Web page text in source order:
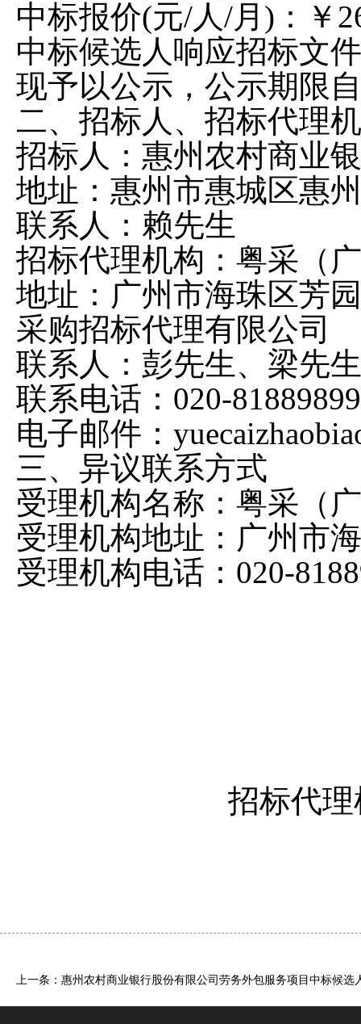
中标报价(元/人/月 )：￥
中标候选人响应招标文
现予以公示，公示期限自
二、招标人、招标代理
招标人：惠州农村商业
地址：惠州市惠城区惠
联系人：赖先生
招标代理机构：粤采（
地址：广州市海珠区芳
采购招标代理有限公司
联系人：彭先生、梁先生
联系电话： 020-81889899
电子邮件：
三、异议联系方式
受理机构名称：粤采（
受理机构地址：广州市
受理机构电话： 020-
招标代
上一条：惠州农村商业银行股份有限公司劳务外包服务项目中标候选